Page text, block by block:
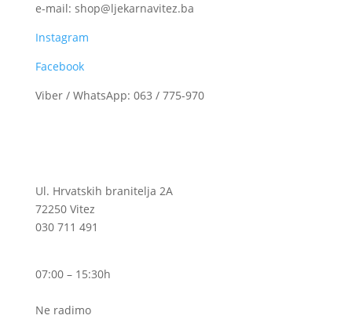
e-mail: shop@ljekarnavitez.ba
Instagram
Facebook
Viber / WhatsApp: 063 / 775-970
Ul. Hrvatskih branitelja 2A
72250 Vitez
030 711 491
07:00 – 15:30h
Ne radimo